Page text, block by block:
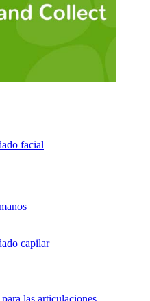
facial
capilar
las articulaciones